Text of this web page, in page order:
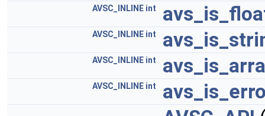
AVSC_INLINE int
AVSC_INLINE int
AVSC_INLINE int
AVSC_INLINE int